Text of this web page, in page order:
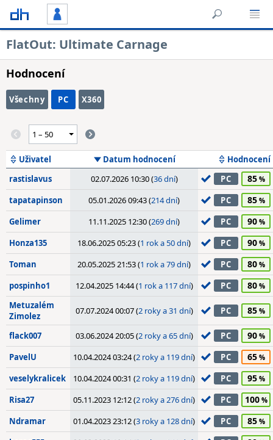
FlatOut: Ultimate Carnage
Hodnocení
Všechny PC X360
Uživatel Datum hodnocení
Hodnocení
rastislavus
02.07.2026 10:30 (36 dní) PC 85
tapatapinson 05.01.2026 09:43 (214 dní) PC 85
Gelimer 11.11.2025 12:30 (269 dní) PC 90
Honza135 18.06.2025 05:23 (1 rok a 50 dní) PC 90
Toman 20.05.2025 21:53 (1 rok a 79 dní) PC 80
pospinho1 12.04.2025 14:44 (1 rok a 117 dní) PC 80
Metuzalém
Zimolez
07.07.2024 00:07 (2 roky a 31 dní) PC 85
flack007 03.06.2024 20:05 (2 roky a 65 dní) PC 90
PavelU 10.04.2024 03:24 (2 roky a 119 dní) PC 65
veselykralicek 10.04.2024 00:31 (2 roky a 119 dní) PC 95
Risa27 05.11.2023 12:12 (2 roky a 276 dní) PC 100
Ndramar 01.04.2023 23:12 (3 roky a 128 dní) PC 85